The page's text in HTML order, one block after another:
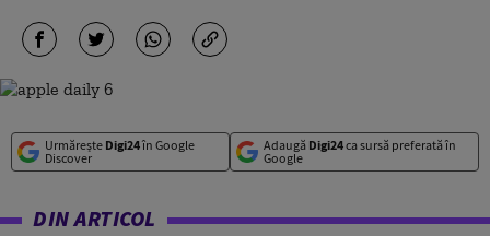
Urmărește Digi24în Google
Discover
Adaugă Digi24ca sursă preferată în
Google
DIN ARTICOL